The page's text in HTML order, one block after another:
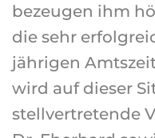
bezeugen ihm
die sehr
jährigen
wird auf dieser
stellvertretende